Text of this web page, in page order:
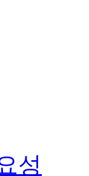
성